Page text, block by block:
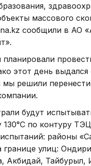
массового
сообщили в АО
этот день выдался
решили
будут
130°С по контуру
районы
границе улиц:
Акбидай, Тайбурыл,